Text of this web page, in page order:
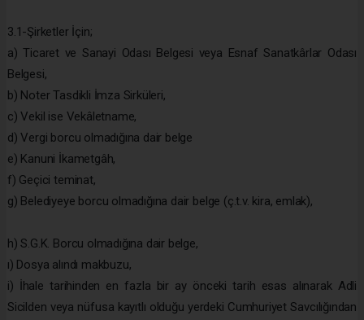
3.1-Şirketler İçin;
a) Ticaret ve Sanayi Odası Belgesi veya Esnaf Sanatkârlar Odası
Belgesi,
b) Noter Tasdikli İmza Sirküleri,
c) Vekil ise Vekâletname,
d) Vergi borcu olmadığına dair belge
e) Kanuni İkametgâh,
f) Geçici teminat,
g) Belediyeye borcu olmadığına dair belge (ç.t.v. kira, emlak),
h) S.G.K. Borcu olmadığına dair belge,
ı) Dosya alındı makbuzu,
i) İhale tarihinden en fazla bir ay önceki tarih esas alınarak Adli
Sicilden veya nüfusa kayıtlı olduğu yerdeki Cumhuriyet Savcılığından